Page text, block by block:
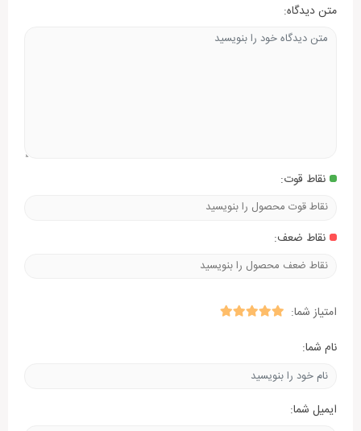
متن دیدگاه:
نقاط قوت:
نقاط ضعف:
امتیاز شما:
نام شما:
ایمیل شما: